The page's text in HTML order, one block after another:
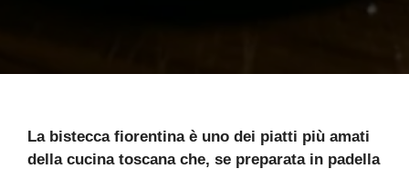
La bistecca fiorentina è uno dei piatti più amati
della cucina toscana che, se preparata in padella